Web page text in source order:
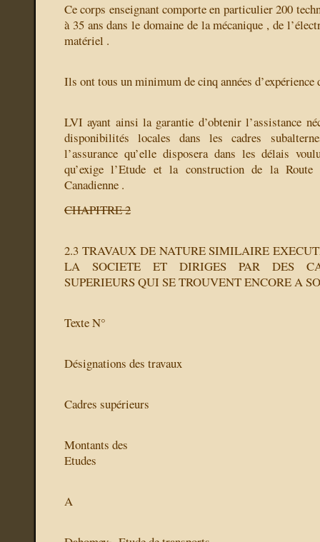
Ce corps enseignant comporte en particulier 200
à 35 ans dans le domaine de la mécanique , de
matériel .
Ils ont tous un minimum de cinq années d’expérience
LVI ayant ainsi la garantie d’obtenir l’assistance
disponibilités locales dans les cadres
l’assurance qu’elle disposera dans les délais
qu’exige l’Etude et la construction de la
Canadienne .
CHAPITRE 2
2.3 TRAVAUX DE NATURE SIMILAIRE
LA SOCIETE ET DIRIGES PAR DES
SUPERIEURS QUI SE TROUVENT ENCORE A
Texte N°
Désignations des travaux
Cadres supérieurs
Montants des
Etudes
A